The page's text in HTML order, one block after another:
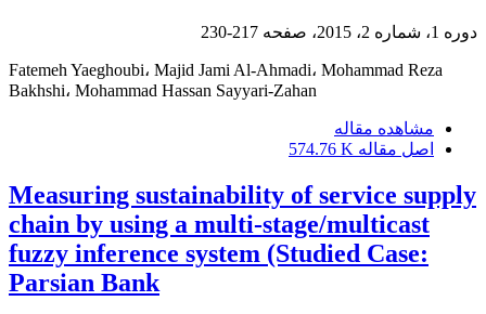
دوره 1، شماره 2، 2015، صفحه 217-230
Fatemeh Yaeghoubi، Majid Jami Al-Ahmadi، Mohammad Reza
Bakhshi، Mohammad Hassan Sayyari-Zahan
مشاهده مقاله
اصل مقاله 574.76 K
Measuring sustainability of service supply
chain by using a multi-stage/multicast
fuzzy inference system (Studied Case:
Parsian Bank